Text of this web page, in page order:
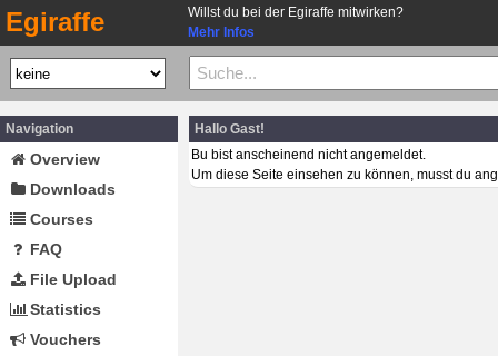
Egiraffe
Willst du bei der Egiraffe mitwirken?
Mehr Infos
Navigation
Overview
Downloads
Courses
FAQ
File Upload
Statistics
Vouchers
Hallo Gast!
Bu bist anscheinend nicht angemeldet.
Um diese Seite einsehen zu können, musst du